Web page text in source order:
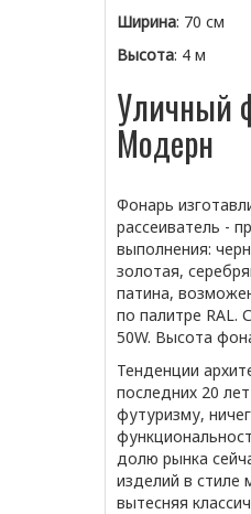
Ширина: 70 см
Высота: 4 м
Уличный
Модерн
Фонарь
рассеиватель -
выполнения:
золотая,
патина,
по палитре RAL.
50W. Высота
Тенденции
последних 20
футуризму,
долю рынка
изделий в стиле
вытесняя